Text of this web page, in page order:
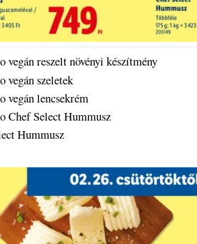
vegán reszelt növényi készítmény
vegán szeletek
vegán lencsekrém
Chef Select Hummusz
Hummusz